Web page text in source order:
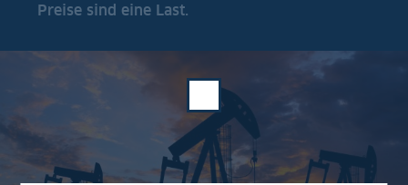
Preise sind eine Last.